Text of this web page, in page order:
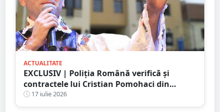
ACTUALITATE
EXCLUSIV | Poliția Română verifică și
contractele lui Cristian Pomohaci din
județul Satu Mare. PresaSM a reușit să
oprească un concert încă din 2023
17 iulie 2026